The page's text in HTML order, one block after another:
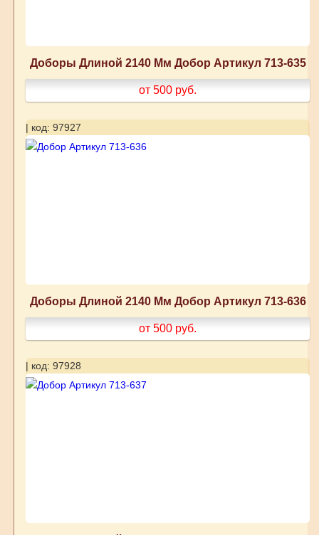
Доборы Длиной 2140 Мм Добор Артикул 713-635
от 500 руб.
| код: 97927
Доборы Длиной 2140 Мм Добор Артикул 713-636
от 500 руб.
| код: 97928